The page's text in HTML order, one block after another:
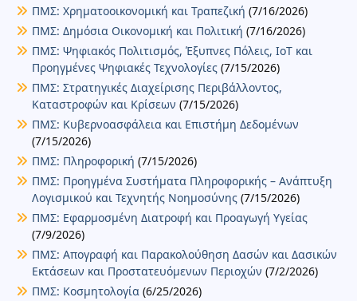
ΠΜΣ: Χρηματοοικονομική και Τραπεζική (7/16/2026)
ΠΜΣ: Δημόσια Οικονομική και Πολιτική (7/16/2026)
ΠΜΣ: Ψηφιακός Πολιτισμός, Έξυπνες Πόλεις, IoT και
Προηγμένες Ψηφιακές Τεχνολογίες (7/15/2026)
ΠΜΣ: Στρατηγικές Διαχείρισης Περιβάλλοντος,
Καταστροφών και Κρίσεων (7/15/2026)
ΠΜΣ: Κυβερνοασφάλεια και Επιστήμη Δεδομένων
(7/15/2026)
ΠΜΣ: Πληροφορική (7/15/2026)
ΠΜΣ: Προηγμένα Συστήματα Πληροφορικής – Ανάπτυξη
Λογισμικού και Τεχνητής Νοημοσύνης (7/15/2026)
ΠΜΣ: Εφαρμοσμένη Διατροφή και Προαγωγή Υγείας
(7/9/2026)
ΠΜΣ: Απογραφή και Παρακολούθηση Δασών και Δασικών
Εκτάσεων και Προστατευόμενων Περιοχών (7/2/2026)
ΠΜΣ: Κοσμητολογία (6/25/2026)